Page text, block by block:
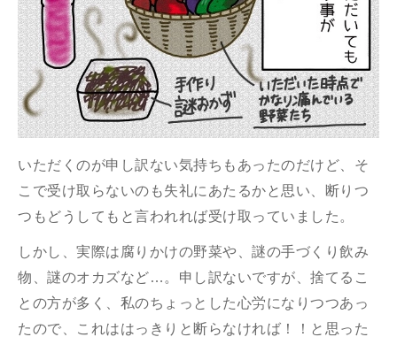
いただくのが申し訳ない気持ちもあったのだけど、そ
こで受け取らないのも失礼にあたるかと思い、断りつ
つもどうしてもと言われれば受け取っていました。
しかし、実際は腐りかけの野菜や、謎の手づくり飲み
物、謎のオカズなど…。申し訳ないですが、捨てるこ
との方が多く、私のちょっとした心労になりつつあっ
たので、これははっきりと断らなければ！！と思った